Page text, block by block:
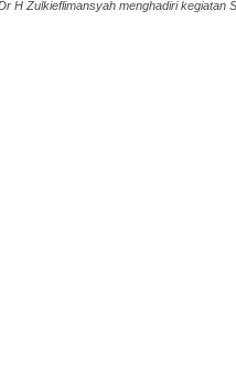
H Zulkieflimansyah menghadiri kegiatan